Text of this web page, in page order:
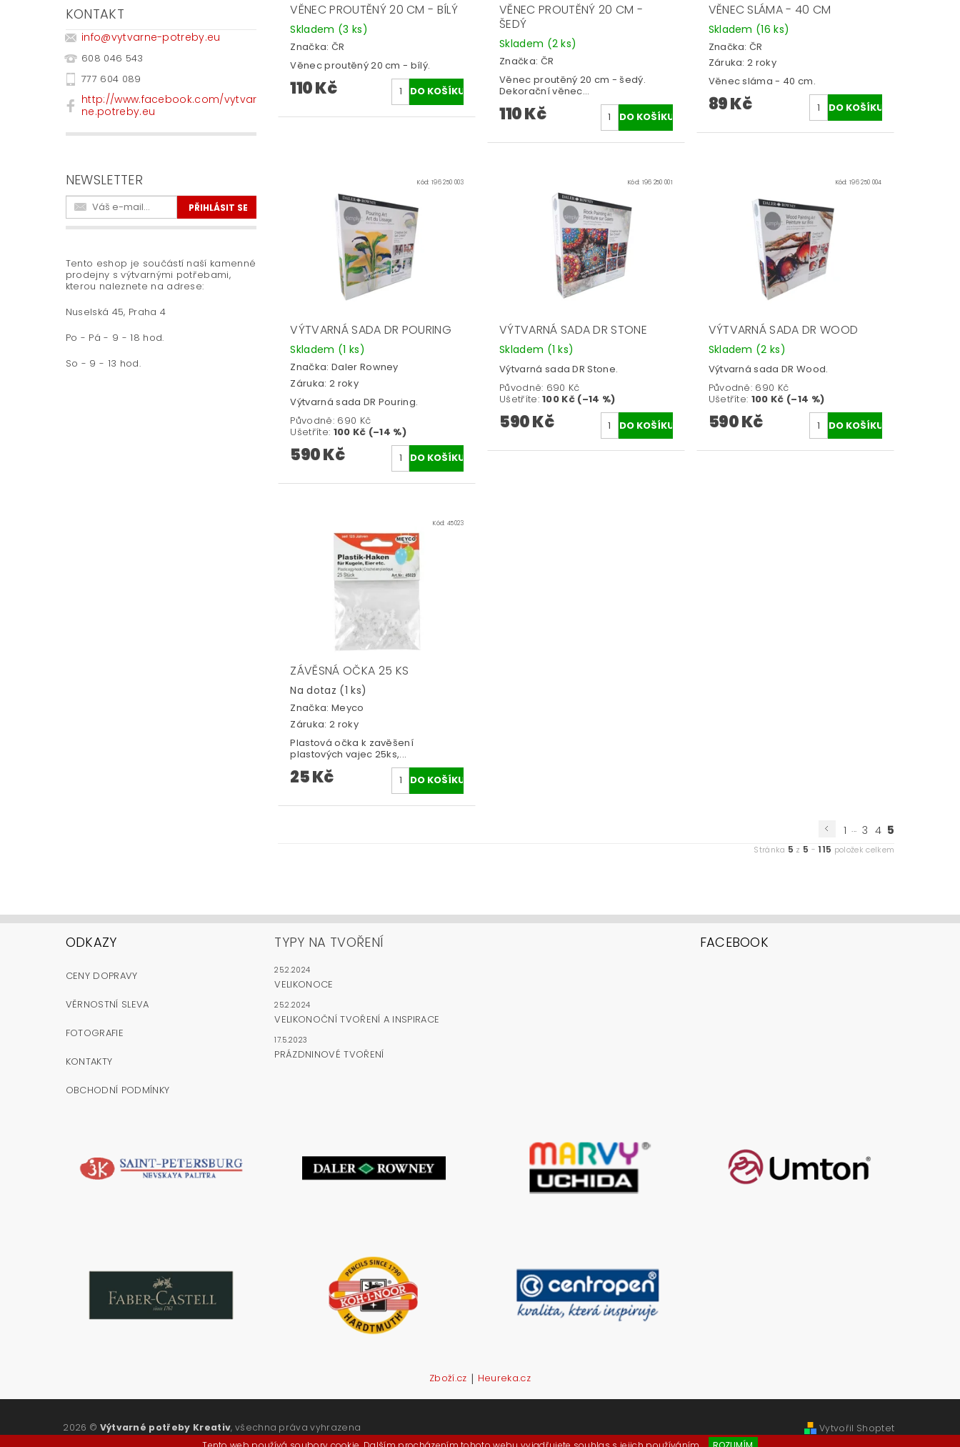
KONTAKT
info@vytvarne-potreby.eu
608 046 543
777 604 089
http://www.facebook.com/vytvar
ne.potreby.eu
NEWSLETTER
Tento eshop je součástí naší kamenné
prodejny s výtvarnými potřebami,
kterou naleznete na adrese:
Nuselská 45, Praha 4
Po - Pá - 9 - 18 hod.
So - 9 - 13 hod.
VĚNEC PROUTĚNÝ 20 CM - BÍLÝ
Skladem (3 ks)
Značka: ČR
Věnec proutěný 20 cm - bílý.
110 Kč
VĚNEC PROUTĚNÝ 20 CM -
ŠEDÝ
Skladem (2 ks)
Značka: ČR
Věnec proutěný 20 cm - šedý.
Dekorační věnec...
110 Kč
VĚNEC SLÁMA - 40 CM
Skladem (16 ks)
Značka:ČR
Záruka: 2 roky
Věnec sláma - 40 cm.
89 Kč
Kód: 196 250 003
VÝTVARNÁ SADA DR POURING
Skladem (1 ks)
Značka: Daler Rowney
Záruka: 2 roky
Výtvarná sada DR Pouring.
Původně: 690 Kč
Ušetříte: 100 Kč (–14 %)
590 Kč
Kód: 196 250 001
VÝTVARNÁ SADA DR STONE
Skladem (1 ks)
Výtvarná sada DR Stone.
Původně: 690 Kč
Ušetříte:100 Kč (–14 %)
590 Kč
Kód:196 250 004
VÝTVARNÁ SADA DR WOOD
Skladem (2 ks)
Výtvarná sada DR Wood.
Původně: 690 Kč
Ušetříte: 100 Kč (–14 %)
590 Kč
Kód: 45023
ZÁVĚSNÁ OČKA 25 KS
Na dotaz (1 ks)
Značka: Meyco
Záruka: 2 roky
Plastová očka k zavěšení
plastových vajec 25ks,...
25 Kč
1 ... 3 4 5
Stránka 5 z 5 -115 položek celkem
ODKAZY
CENY DOPRAVY
VĚRNOSTNÍ SLEVA
FOTOGRAFIE
KONTAKTY
OBCHODNÍ PODMÍNKY
TYPY NA TVOŘENÍ
25.2.2024
VELIKONOCE
25.2.2024
VELIKONOČNÍ TVOŘENÍ A INSPIRACE
17.5.2023
PRÁZDNINOVÉ TVOŘENÍ
FACEBOOK
Zboží.cz | Heureka.cz
2026 © Výtvarné potřeby Kreativ, všechna práva vyhrazena
Vytvořil Shoptet